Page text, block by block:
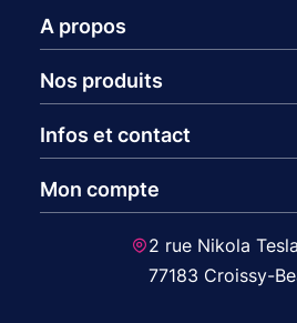
A propos
Nos produits
Infos et contact
Mon compte
2 rue Nikola Tesla
77183 Croissy-